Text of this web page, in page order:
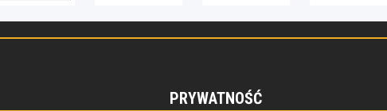
PRYWATNOŚĆ